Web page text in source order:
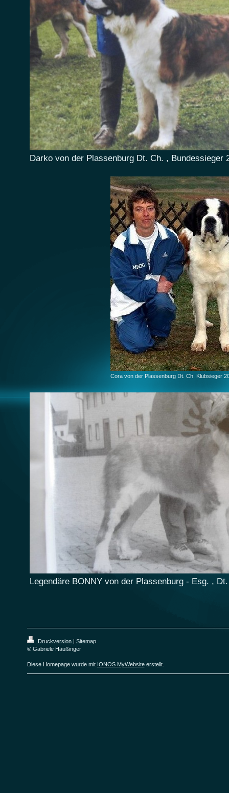
Darko von der Plassenburg Dt. Ch. , Bundessieger
Cora von der Plassenburg Dt. Ch. Klubsieger
Legendäre BONNY von der Plassenburg - Esg. ,
Druckversion
Sitemap
© Gabriele Häußinger
Diese Homepage wurde mit IONOS MyWebsiteerstellt.